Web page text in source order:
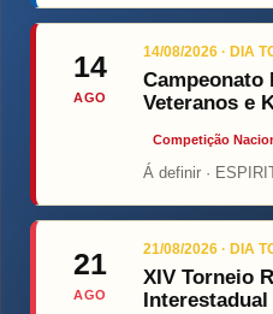
14
AGO
14/08/2026 · DIA
Campeonato
Veteranos e
Competição
Á definir ·
21
AGO
21/08/2026 · DIA
XIV Torneio